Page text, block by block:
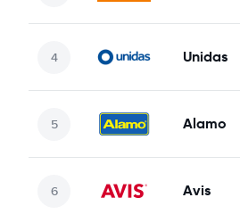
Unidas
Alamo
Avis